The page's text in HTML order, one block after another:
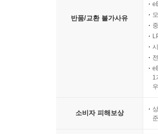
반품/교환 불가사유
1
소비자 피해보상